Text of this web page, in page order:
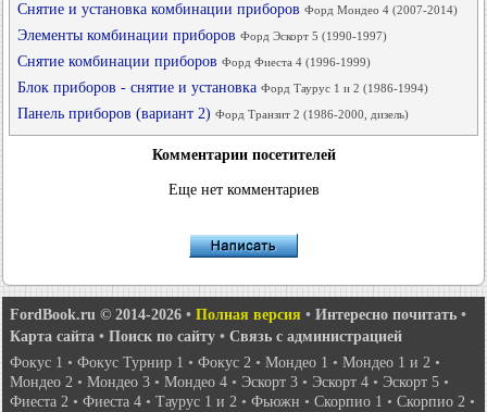
Снятие и установка комбинации приборов Форд Мондео 4 (2007-2014)
Элементы комбинации приборов Форд Эскорт 5 (1990-1997)
Снятие комбинации приборов Форд Фиеста 4 (1996-1999)
Блок приборов - снятие и установка Форд Таурус 1 и 2 (1986-1994)
Панель приборов (вариант 2) Форд Транзит 2 (1986-2000, дизель)
Комментарии посетителей
Еще нет комментариев
FordBook.ru © 2014-2026 • Полная версия • Интересно почитать •
Карта сайта • Поиск по сайту • Связь с администрацией
Фокус 1 • Фокус Турнир 1 • Фокус 2 • Мондео 1 • Мондео 1 и 2 •
Мондео 2 • Мондео 3 • Мондео 4 • Эскорт 3 • Эскорт 4 • Эскорт 5 •
Фиеста 2 • Фиеста 4 • Таурус 1 и 2 • Фьюжн • Скорпио 1 • Скорпио 2 •